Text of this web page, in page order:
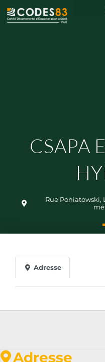
CSAPA
Rue Poniatowski,
Adresse
Adresse